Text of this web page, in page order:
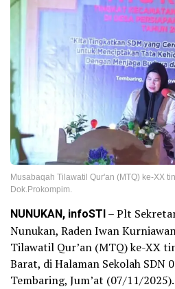
Musabaqah Tilawatil Qur'an (MTQ) ke-XX
Dok.Prokompim.
NUNUKAN, infoSTI– Plt
Nunukan, Raden Iwan
Tilawatil Qur’an (MTQ) ke-XX
Barat, di Halaman Sekolah SDN
Tembaring, Jum’at (07/11/2025).